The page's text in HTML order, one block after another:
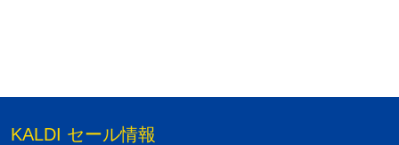
KALDI セール情報